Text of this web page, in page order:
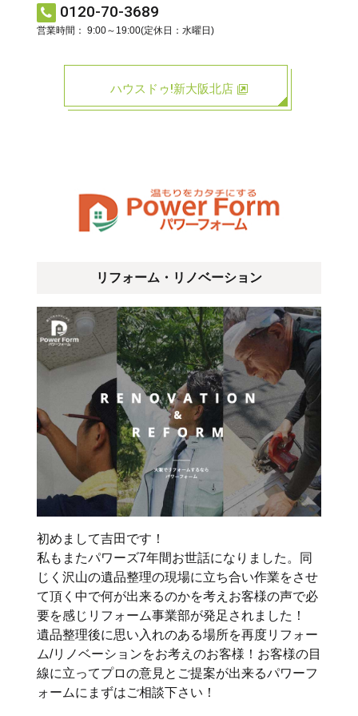
0120-70-3689
営業時間： 9:00～19:00(定休日：水曜日)
ハウスドゥ!新大阪北店
リフォーム・リノベーション
初めまして吉田です！
私もまたパワーズ7年間お世話になりました。同
じく沢山の遺品整理の現場に立ち合い作業をさせ
て頂く中で何が出来るのかを考えお客様の声で必
要を感じリフォーム事業部が発足されました！
遺品整理後に思い入れのある場所を再度リフォー
ム/リノベーションをお考えのお客様！お客様の目
線に立ってプロの意見とご提案が出来るパワーフ
ォームにまずはご相談下さい！